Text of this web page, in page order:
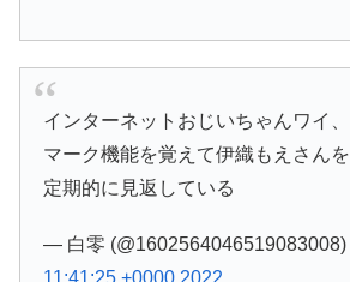
インターネットおじいちゃんワイ
マーク機能を覚えて伊織もえさん
定期的に見返している
— 白零 (@1602564046519083008)
11:41:25 +0000 2022